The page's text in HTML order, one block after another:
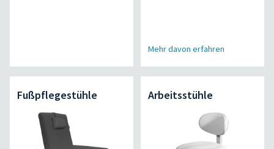
Mehr davon erfahren
Fußpflegestühle Arbeitsstühle